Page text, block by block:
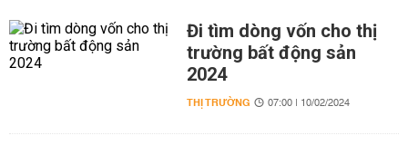
Đi tìm dòng vốn cho thị
trường bất động sản
2024
THỊ TRƯỜNG 07:00 | 10/02/2024